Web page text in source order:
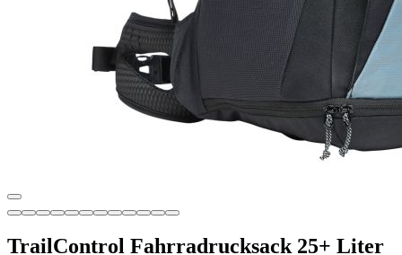
TrailControl Fahrradrucksack 25+ Liter